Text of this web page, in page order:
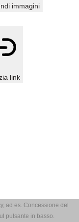
immagini
link
ad es. Concessione del
pulsante in basso.